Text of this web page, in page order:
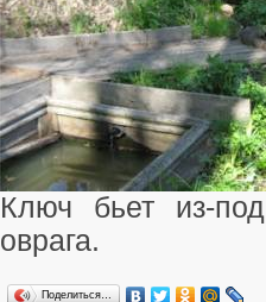
Ключ бьет из-
оврага.
Поделиться…